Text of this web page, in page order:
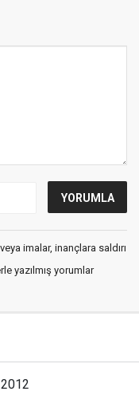
imalar, inançlara saldırı
yazılmış yorumlar